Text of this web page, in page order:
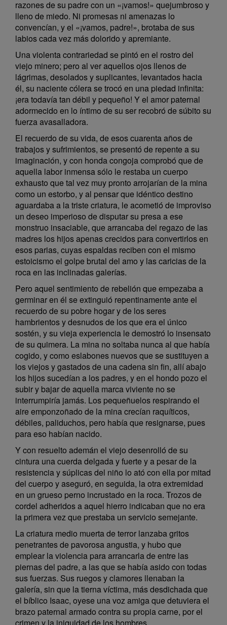
razones de su padre con un «¡vamos!» quejumbroso y
lleno de miedo. Ni promesas ni amenazas lo
convencían, y el «¡vamos, padre!», brotaba de sus
labios cada vez más dolorido y apremiante.
Una violenta contrariedad se pintó en el rostro del
viejo minero; pero al ver aquellos ojos llenos de
lágrimas, desolados y suplicantes, levantados hacia
él, su naciente cólera se trocó en una piedad infinita:
¡era todavía tan débil y pequeño! Y el amor paternal
adormecido en lo íntimo de su ser recobró de súbito su
fuerza avasalladora.
El recuerdo de su vida, de esos cuarenta años de
trabajos y sufrimientos, se presentó de repente a su
imaginación, y con honda congoja comprobó que de
aquella labor inmensa sólo le restaba un cuerpo
exhausto que tal vez muy pronto arrojarían de la mina
como un estorbo, y al pensar que idéntico destino
aguardaba a la triste criatura, le acometió de improviso
un deseo imperioso de disputar su presa a ese
monstruo insaciable, que arrancaba del regazo de las
madres los hijos apenas crecidos para convertirlos en
esos parias, cuyas espaldas reciben con el mismo
estoicismo el golpe brutal del amo y las caricias de la
roca en las inclinadas galerías.
Pero aquel sentimiento de rebelión que empezaba a
germinar en él se extinguió repentinamente ante el
recuerdo de su pobre hogar y de los seres
hambrientos y desnudos de los que era el único
sostén, y su vieja experiencia le demostró lo insensato
de su quimera. La mina no soltaba nunca al que había
cogido, y como eslabones nuevos que se sustituyen a
los viejos y gastados de una cadena sin fin, allí abajo
los hijos sucedían a los padres, y en el hondo pozo el
subir y bajar de aquella marca viviente no se
interrumpiría jamás. Los pequeñuelos respirando el
aire emponzoñado de la mina crecían raquíticos,
débiles, paliduchos, pero había que resignarse, pues
para eso habían nacido.
Y con resuelto ademán el viejo desenrolló de su
cintura una cuerda delgada y fuerte y a pesar de la
resistencia y súplicas del niño lo ató con ella por mitad
del cuerpo y aseguró, en seguida, la otra extremidad
en un grueso perno incrustado en la roca. Trozos de
cordel adheridos a aquel hierro indicaban que no era
la primera vez que prestaba un servicio semejante.
La criatura medio muerta de terror lanzaba gritos
penetrantes de pavorosa angustia, y hubo que
emplear la violencia para arrancarla de entre las
piernas del padre, a las que se había asido con todas
sus fuerzas. Sus ruegos y clamores llenaban la
galería, sin que la tierna víctima, más desdichada que
el bíblico Isaac, oyese una voz amiga que detuviera el
brazo paternal armado contra su propia carne, por el